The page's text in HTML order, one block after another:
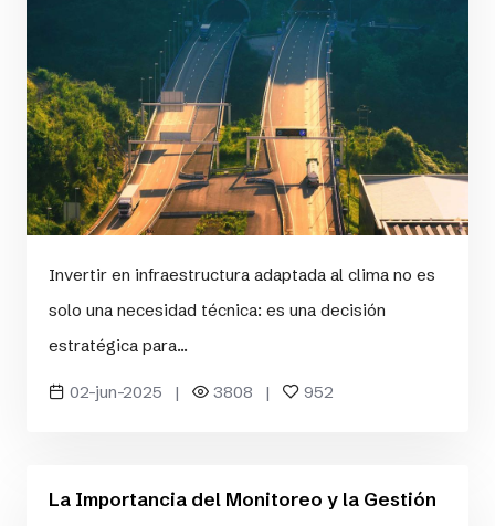
Invertir en infraestructura adaptada al clima no es
solo una necesidad técnica: es una decisión
estratégica para...
02-jun-2025 | 3808 | 952
La Importancia del Monitoreo y la Gestión